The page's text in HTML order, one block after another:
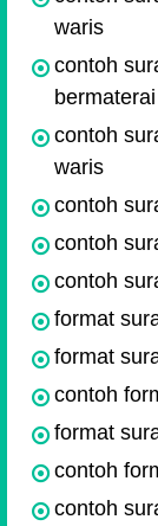
waris
contoh
bermaterai
contoh
waris
contoh
contoh
contoh
format
format
contoh
format
contoh
contoh